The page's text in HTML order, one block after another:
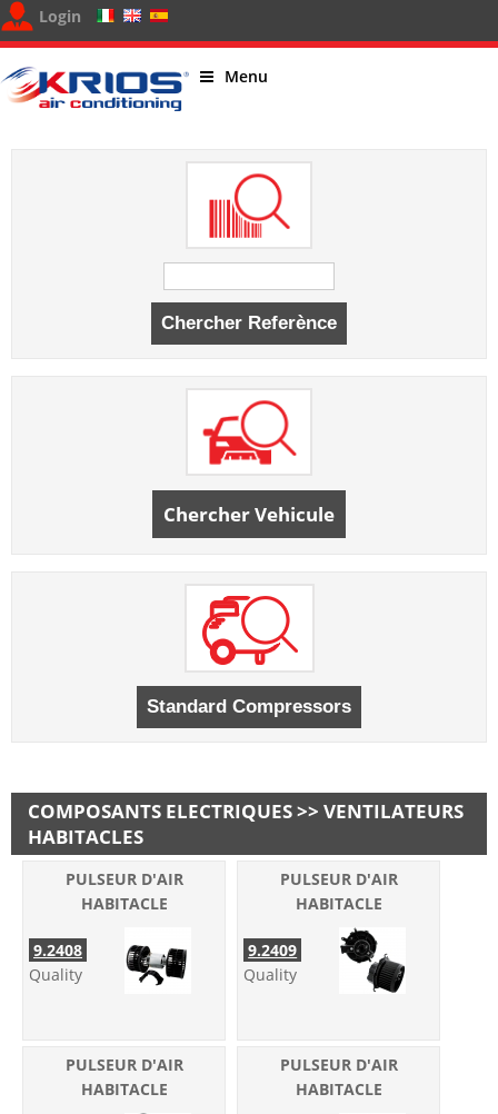
Login
Menu
Chercher Vehicule
COMPOSANTS ELECTRIQUES >> VENTILATEURS
HABITACLES
PULSEUR D'AIR
HABITACLE
9.2408
Quality
PULSEUR D'AIR
HABITACLE
9.2409
Quality
PULSEUR D'AIR
HABITACLE
PULSEUR D'AIR
HABITACLE